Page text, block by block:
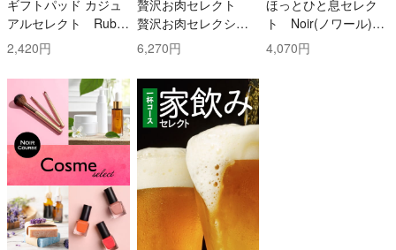
ギフトパッド カジュ
アルセレクト Ruby
(ルビー)コース
2,420円
贅沢お肉セレクト
贅沢お肉セレクショ
ン 5000円コース
6,270円
ほっとひと息セレク
ト Noir(ノワール)コ
ース
4,070円